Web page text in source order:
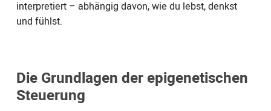
interpretiert – abhängig davon, wie du lebst, denkst
und fühlst.
Die Grundlagen der epigenetischen
Steuerung